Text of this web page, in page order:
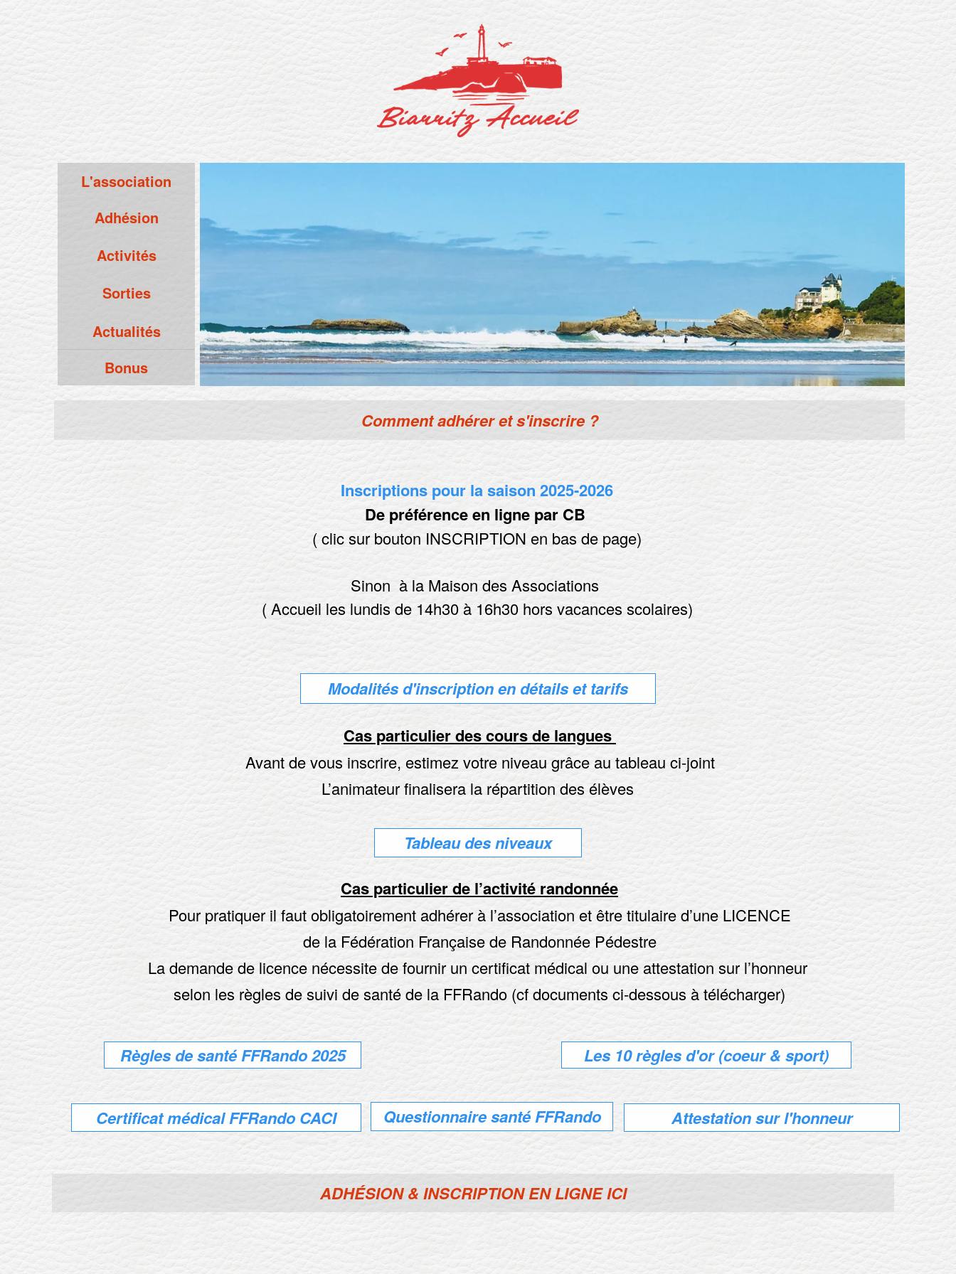
L'association
Adhésion
Activités
Sorties
Actualités
Bonus
Inscriptions pour la saison 2025-2026
De préférence en lignepar CB
( clic sur bouton INSCRIPTION en bas de page)
Sinon à la Maison des Associations
( Accueil les lundis de 14h30 à 16h30 hors vacances scolaires)
Modalités d'inscription en détails et tarifs
Cas particulier des cours de langues
Avant de vous inscrire, estimez votre niveau grâce au tableau ci-joint
L’animateur finalisera la répartition des élèves
Tableau des niveaux
Cas particulier de l’activité randonnée
Pour pratiquer il faut obligatoirement adhérer à l’association et être titulaire d’une LICENCE
de la Fédération Française de Randonnée Pédestre
La demande de licence nécessite de fournir un certificat médical ou une attestation sur l’honneur
selon les règles de suivi de santé de la FFRando (cf documents ci-dessous à télécharger)
Règles de santé FFRando 2025 Les 10 règles d'or (coeur & sport)
Certificat médical FFRando CACI Questionnaire santé FFRando Attestation sur l'honneur
ADHÉSION & INSCRIPTION EN LIGNE ICI